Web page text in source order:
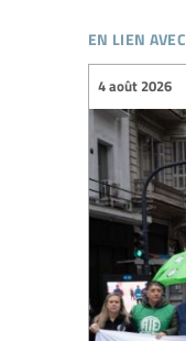
en lien avec
4 août 2026